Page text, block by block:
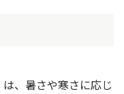
、暑さや寒さに応じ